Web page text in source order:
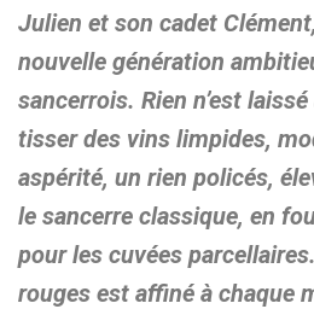
Julien et son cadet
nouvelle génération
sancerrois. Rien n’est
tisser des vins limpides,
aspérité, un rien policés,
le sancerre classique, en
pour les cuvées
rouges est affiné à chaque